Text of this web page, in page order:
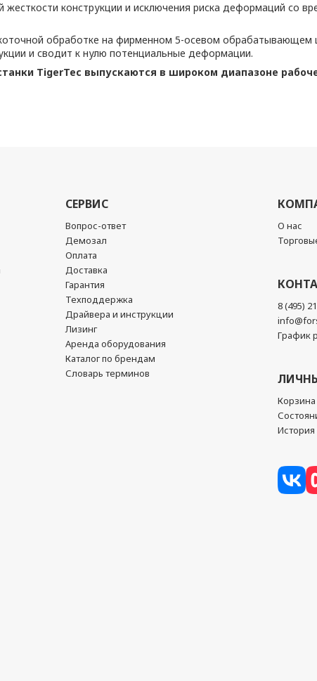
конструкции и исключения риска деформаций со
обработке на фирменном 5-осевом обрабатывающем
и сводит к нулю потенциальные деформации.
TigerTec выпускаются в широком диапазоне
СЕРВИС
Вопрос-ответ
Демозал
Оплата
Доставка
Гарантия
Техподдержка
Драйвера и инструкции
Лизинг
Аренда оборудования
Каталог по брендам
Словарь терминов
О нас
8 (495)
График
Корзина
История